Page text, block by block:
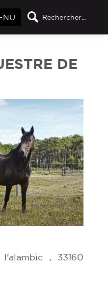
Rechercher...
DE
, 33160